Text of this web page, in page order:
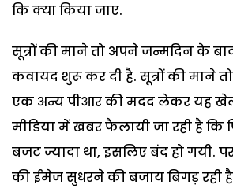
कि क्या किया जाए.
सूत्रों की माने तो अपने जन्मदिन के
कवायद शुरू कर दी है. सूत्रों की माने
एक अन्य पीआर की मदद लेकर यह
मीडिया में खबर फैलायी जा रही है कि
बजट ज्यादा था, इसलिए बंद हो गयी.
की ईमेज सुधरने की बजाय बिगड़ रही